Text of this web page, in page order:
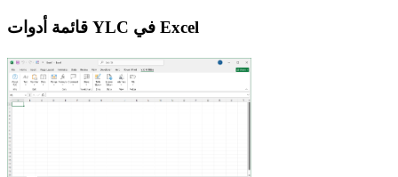
قائمة أدوات YLC في Excel